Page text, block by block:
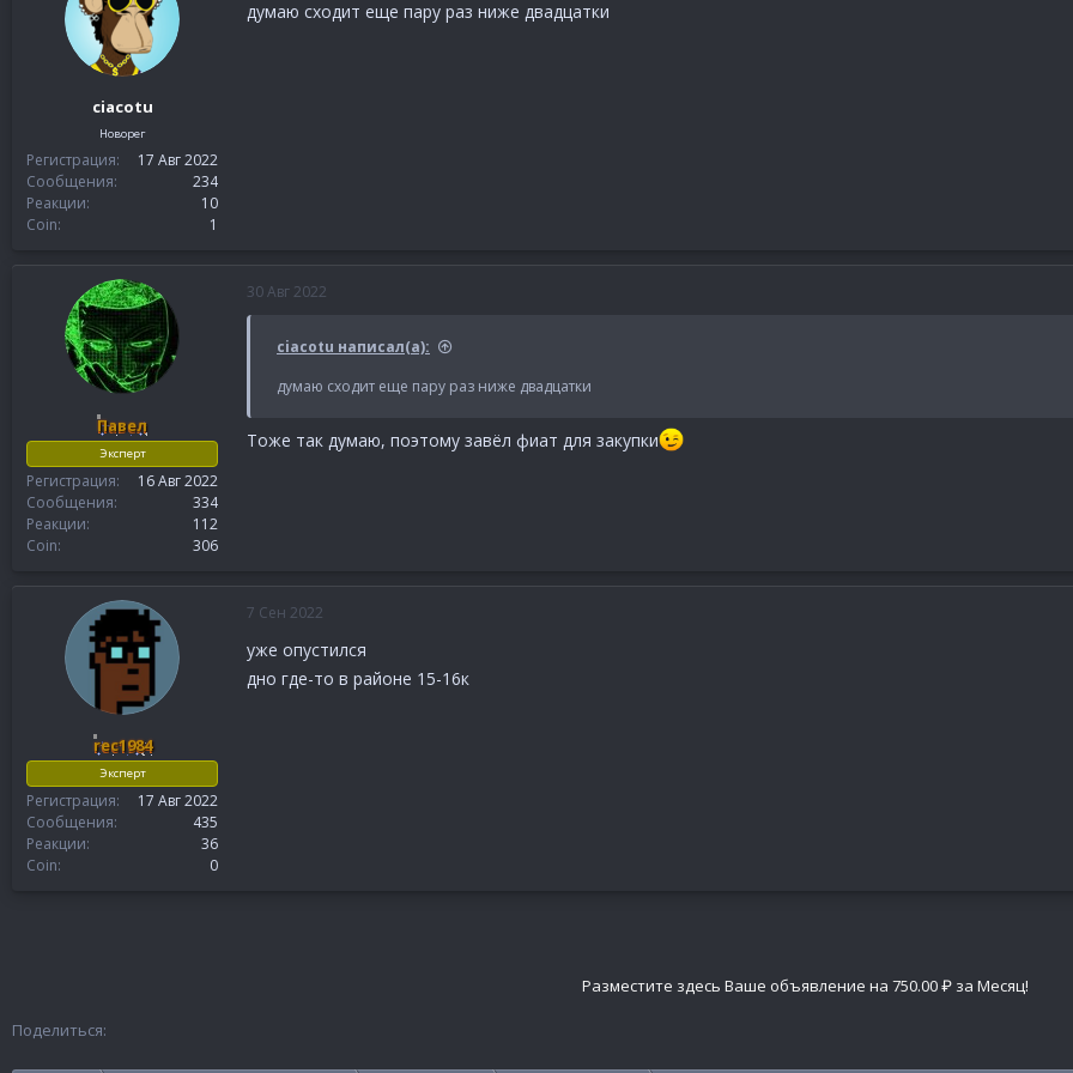
и
ciacotu
Новорег
Регистрация
17 Авг 2022
Сообщения
234
Реакции
10
Coin
1
думаю сходит еще пару раз ниже двадцатки
Павел
Эксперт
Регистрация
16 Авг 2022
Сообщения
334
Реакции
112
Coin
306
30 Авг 2022
ciacotu написал(а):
думаю сходит еще пару раз ниже двадцатки
Тоже так думаю, поэтому завёл фиат для закупки
rec1984
Эксперт
Регистрация
17 Авг 2022
Сообщения
435
Реакции
36
Coin
0
7 Сен 2022
уже опустился
дно где-то в районе 15-16к
Разместите здесь Ваше объявление на 750.00 ₽ за Месяц!
Поделиться: